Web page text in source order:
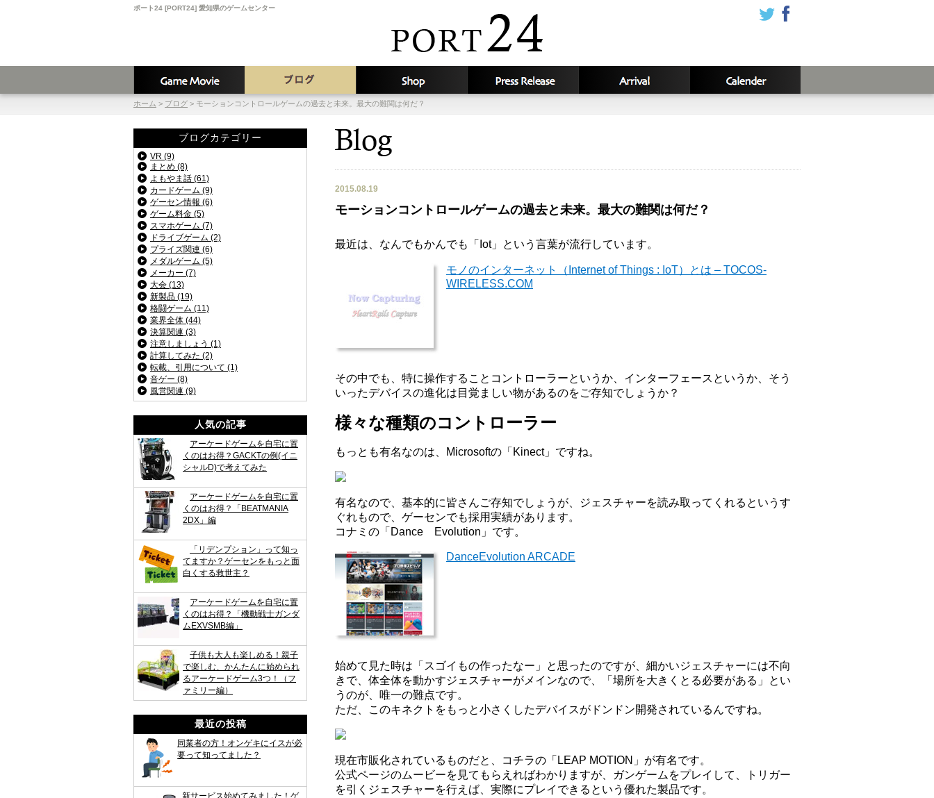
ポート24 [PORT24] 愛知県のゲームセンター
ホーム > ブログ > モーションコントロールゲームの過去と未来。最大の難関は何だ？
2015.08.19
モーションコントロールゲームの過去と未来。最大の難関は何だ？
最近は、なんでもかんでも「Iot」という言葉が流行しています。
モノのインターネット（Internet of Things : IoT）とは – TOCOS-
WIRELESS.COM
その中でも、特に操作することコントローラーというか、インターフェースというか、そう
いったデバイスの進化は目覚ましい物があるのをご存知でしょうか？
様々な種類のコントローラー
もっとも有名なのは、Microsoftの「Kinect」ですね。
有名なので、基本的に皆さんご存知でしょうが、ジェスチャーを読み取ってくれるというす
ぐれもので、ゲーセンでも採用実績があります。
コナミの「Dance Evolution」です。
DanceEvolution ARCADE
始めて見た時は「スゴイもの作ったなー」と思ったのですが、細かいジェスチャーには不向
きで、体全体を動かすジェスチャーがメインなので、「場所を大きくとる必要がある」とい
うのが、唯一の難点です。
ただ、このキネクトをもっと小さくしたデバイスがドンドン開発されているんですね。
現在市販化されているものだと、コチラの「LEAP MOTION」が有名です。
公式ページのムービーを見てもらえればわかりますが、ガンゲームをプレイして、トリガー
を引くジェスチャーを行えば、実際にプレイできるという優れた製品です。
ブログカテゴリー
VR (9)
まとめ (8)
よもやま話 (61)
カードゲーム (9)
ゲーセン情報 (6)
ゲーム料金 (5)
スマホゲーム (7)
ドライブゲーム (2)
プライズ関連 (6)
メダルゲーム (5)
メーカー (7)
大会 (13)
新製品 (19)
格闘ゲーム (11)
業界全体 (44)
決算関連 (3)
注意しましょう (1)
計算してみた (2)
転載、引用について (1)
音ゲー (8)
風営関連 (9)
人気の記事
アーケードゲームを自宅に置
くのはお得？GACKTの例(イニ
シャルD)で考えてみた
アーケードゲームを自宅に置
くのはお得？「BEATMANIA
2DX」編
「リデンプション」って知っ
てますか？ゲーセンをもっと面
白くする救世主？
アーケードゲームを自宅に置
くのはお得？「機動戦士ガンダ
ムEXVSMB編」
子供も大人も楽しめる！親子
で楽しむ、かんたんに始められ
るアーケードゲーム3つ！（フ
ァミリー編）
最近の投稿
同業者の方！オンゲキにイスが必
要って知ってました？
新サービス始めてみました！ゲ